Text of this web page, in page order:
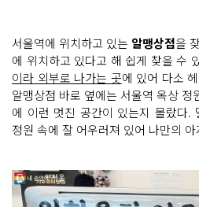
서울역에 위치하고 있는 알맹상점을
에 위치하고 있다고 해 쉽게 찾을 수
이라 외부로 나가는 곳에 있어 다소
알맹상점 바로 옆에는 서울역 옥상 정
에 이런 멋진 공간이 있는지 몰랐다.
정원 속에 잘 어우러져 있어 나만의